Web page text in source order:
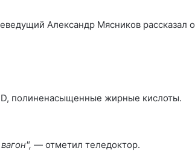
Александр Мясников рассказал о
полиненасыщенные жирные кислоты.
— отметил теледоктор.